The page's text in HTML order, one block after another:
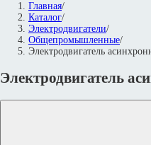
Главная/
Каталог/
Электродвигатели/
Общепромышленные/
Электродвигатель
Электродвигатель